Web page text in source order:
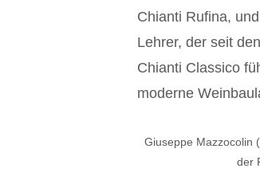
Chianti Rufina,
Lehrer, der seit
Chianti Classico
moderne
Giuseppe Mazzocolin
der